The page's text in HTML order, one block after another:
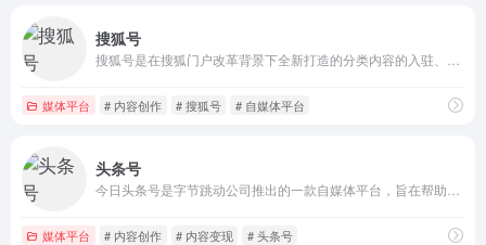
搜狐号
媒体平台 # 内容创作 # 搜狐号 # 自媒体平台
头条号
媒体平台 # 内容创作 # 内容变现 # 头条号